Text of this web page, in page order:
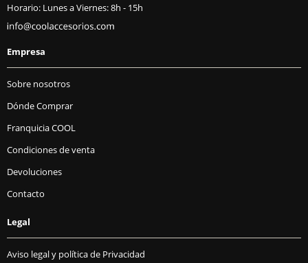
Horario: Lunes a Viernes: 8h - 15h
Empresa
Sobre nosotros
Dónde Comprar
Franquicia COOL
Condiciones de venta
Devoluciones
Contacto
Legal
Aviso legal y política de Privacidad